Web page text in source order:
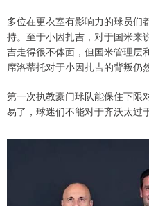
多位在更衣室有影响力的球员们
持。至于小因扎吉，对于国米来
吉走得很不体面，但国米管理层
席洛蒂托对于小因扎吉的背叛仍
第一次执教豪门球队能保住下限
易了，球迷们不能对于齐沃太过